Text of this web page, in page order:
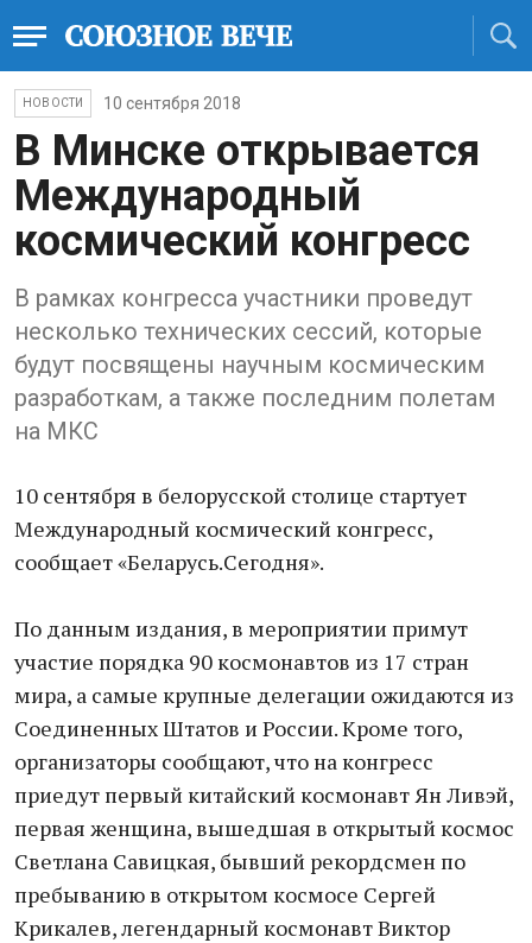
НОВОСТИ 10 сентября 2018
В Минске открывается
Международный
космический конгресс
В рамках конгресса участники проведут
несколько технических сессий, которые
будут посвящены научным космическим
разработкам, а также последним полетам
на МКС
10 сентября в белорусской столице стартует
Международный космический конгресс,
сообщает «Беларусь.Сегодня».
По данным издания, в мероприятии примут
участие порядка 90 космонавтов из 17 стран
мира, а самые крупные делегации ожидаются из
Соединенных Штатов и России. Кроме того,
организаторы сообщают, что на конгресс
приедут первый китайский космонавт Ян Ливэй,
первая женщина, вышедшая в открытый космос
Светлана Савицкая, бывший рекордсмен по
пребыванию в открытом космосе Сергей
Крикалев, легендарный космонавт Виктор